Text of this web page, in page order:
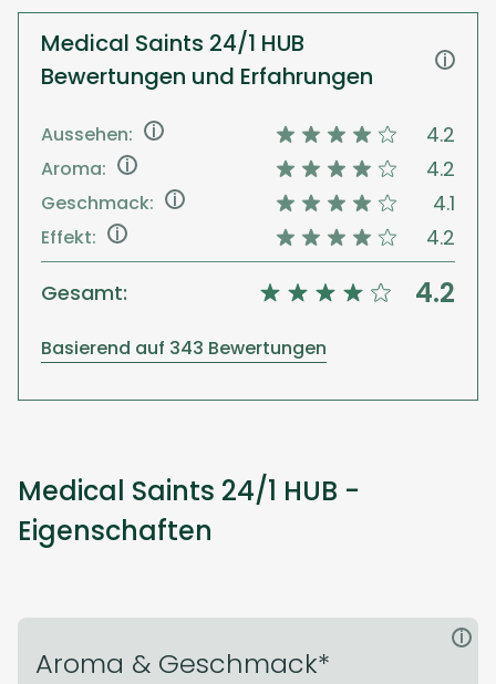
Medical Saints 24/1 HUB
Bewertungen und Erfahrungen
i
Aussehen: i 4.2
Aroma: i 4.2
Geschmack: i 4.1
Effekt: i
4.2
Gesamt:
4.2
Basierend auf 343 Bewertungen
Medical Saints 24/1 HUB -
Eigenschaften
Aroma & Geschmack*
i